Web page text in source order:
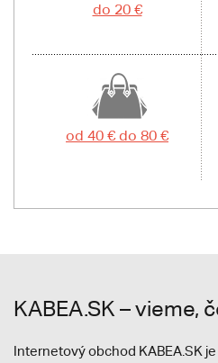
do 20 €
od 40 € do 80 €
KABEA.SK – vieme,
Internetový obchod KABEA.SK